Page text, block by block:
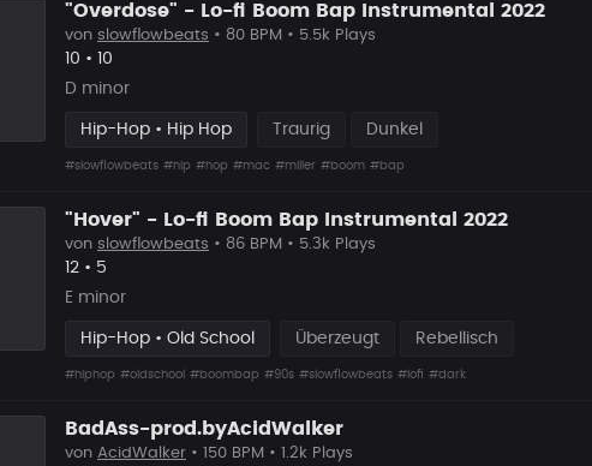
"Overdose" - Lo-fi Boom Bap Instrumental 2022
von slowflowbeats • 80 BPM • 5.5k Plays
Likes
10 • Vorgeschlagen
10
D minor
Hip-Hop • Hip Hop Traurig Dunkel
#slowflowbeats #hip #hop #mac #miller #boom #bap
"Hover" - Lo-fi Boom Bap Instrumental 2022
von slowflowbeats • 86 BPM • 5.3k Plays
Likes
12 • Vorgeschlagen
5
E minor
Hip-Hop • Old School Überzeugt Rebellisch
#hiphop #oldschool #boombap #90s #slowflowbeats #lofi #dark
BadAss-prod.byAcidWalker
von AcidWalker • 150 BPM • 1.2k Plays